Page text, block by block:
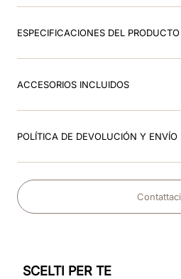
ESPECIFICACIONES DEL PRODUCTO
ACCESORIOS INCLUIDOS
POLÍTICA DE DEVOLUCIÓN Y ENVÍO
Contattaci
SCELTI PER TE